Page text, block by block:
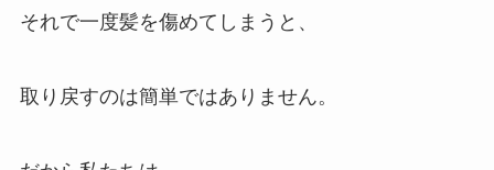
それで一度髪を傷めてしまうと、
取り戻すのは簡単ではありません。